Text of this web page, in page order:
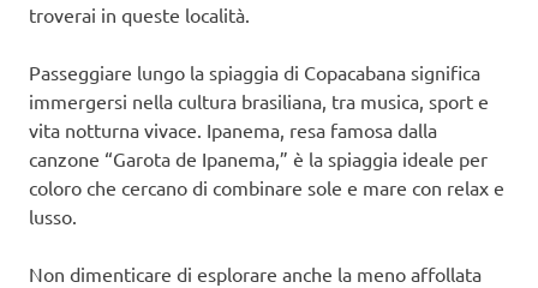
troverai in queste località.
Passeggiare lungo la spiaggia di Copacabana significa
immergersi nella cultura brasiliana, tra musica, sport e
vita notturna vivace. Ipanema, resa famosa dalla
canzone “Garota de Ipanema,” è la spiaggia ideale per
coloro che cercano di combinare sole e mare con relax e
lusso.
Non dimenticare di esplorare anche la meno affollata